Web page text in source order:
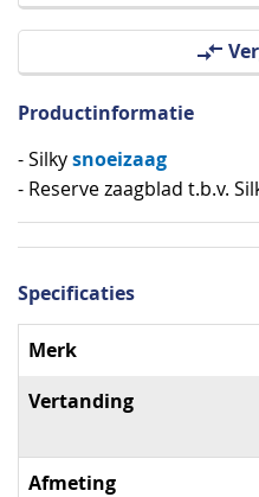
Productinformatie
- Silkysnoeizaag
- Reserve zaagblad t.b.v.
Specificaties
Specificaties
Merk
Vertanding
Afmeting